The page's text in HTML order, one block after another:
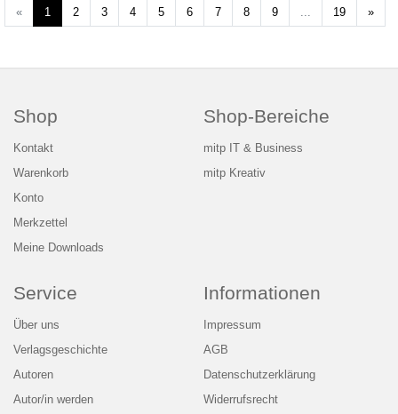
« 1 2 3 4 5 6 7 8 9 ... 19 »
Shop
Kontakt
Warenkorb
Konto
Merkzettel
Meine Downloads
Shop-Bereiche
mitp IT & Business
mitp Kreativ
Service
Über uns
Verlagsgeschichte
Autoren
Autor/in werden
Informationen
Impressum
AGB
Datenschutzerklärung
Widerrufsrecht